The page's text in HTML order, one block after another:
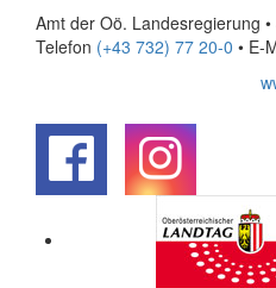
Amt der Oö. Landesregierung
Telefon (+43 732) 77 20-0 • E-